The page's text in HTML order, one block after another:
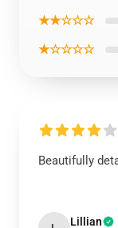
★★☆☆☆
★☆☆☆☆
Beautifully
Lillian